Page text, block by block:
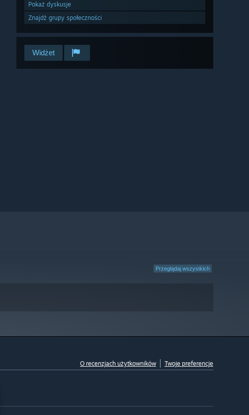
Pokaż dyskusje
Znajdź grupy społeczności
Widżet
Przeglądaj wszystkich
O recenzjach użytkowników Twoje preferencje